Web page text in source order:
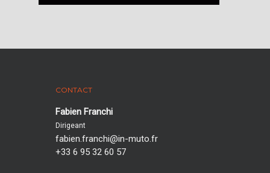
CONTACT
Fabien Franchi
Dirigeant
fabien.franchi@in-muto.fr
+33 6 95 32 60 57‬